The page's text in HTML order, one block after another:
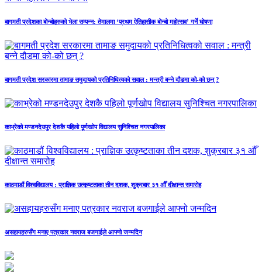
बागमती प्रदेशका बोन्बोहरुको भेला सम्पन्न: तेमालमा ‘प्रथम ऐतिहासीक बोन्बो महोत्सव’ गर्ने घोषणा
बागमती प्रदेश सरकारमा तामाङ समुदायको प्रतिनिधित्वको सवाल : मन्त्री बन्ने दौडमा को‐को छन् ?
काभ्रेको मण्डनदेउपुर देशकै पहिलो पूर्णखोप विद्यालय सुनिश्चित नगरपालिका
काठमाडौं विश्वविद्यालय : प्राज्ञिक उत्कृष्टताका तीन दशक, शुक्रबार ३१ औँ दीक्षान्त समारोह
असहायहरुसँग मनाए पत्रकार नवराज बजगाईले आफ्नो जन्मदिन